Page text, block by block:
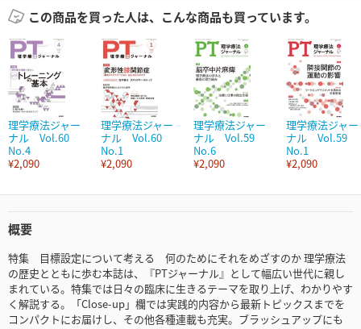
この商品を買った人は、こんな商品も買っています。
理学療法ジャー
ナル Vol.60
No.4
¥2,090
理学療法ジャー
ナル Vol.60
No.1
¥2,090
理学療法ジャー
ナル Vol.59
No.6
¥2,090
理学療法ジャー
ナル Vol.59
No.1
¥2,090
概要
特集 目標設定について考える 何のためにそれをめざすのか 理学療法
の歴史とともに歩む本誌は、『PTジャーナル』として幅広い世代に親し
まれている。特集では日々の臨床に生きるテーマを取り上げ、わかりやす
く解説する。「Close-up」欄では実践的内容から最新トピックスまでを
コンパクトにお届けし、その他各種連載も充実。ブラッシュアップにも